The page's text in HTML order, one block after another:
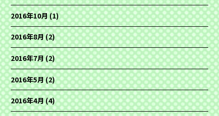
2016年10月(1)
2016年8月(2)
2016年7月(2)
2016年5月(2)
2016年4月(4)